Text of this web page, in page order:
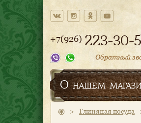
+7(926) 223-30-
Обратный
О нашем
> Глиняная посуда